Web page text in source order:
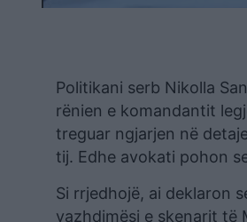
Politikani serb Nikolla
rënien e komandantit
treguar ngjarjen në
tij. Edhe avokati pohon
Si rrjedhojë, ai deklaron
vazhdimësi e skenarit të